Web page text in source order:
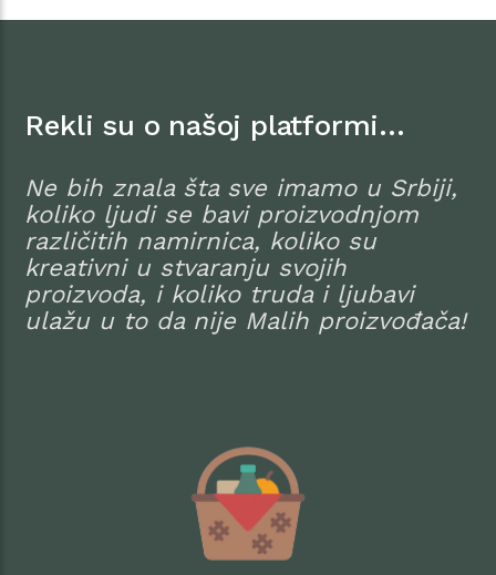
Rekli su o našoj platformi…
Ne bih znala šta sve imamo u Srbiji,
koliko ljudi se bavi proizvodnjom
različitih namirnica, koliko su
kreativni u stvaranju svojih
proizvoda, i koliko truda i ljubavi
ulažu u to da nije Malih proizvođača!